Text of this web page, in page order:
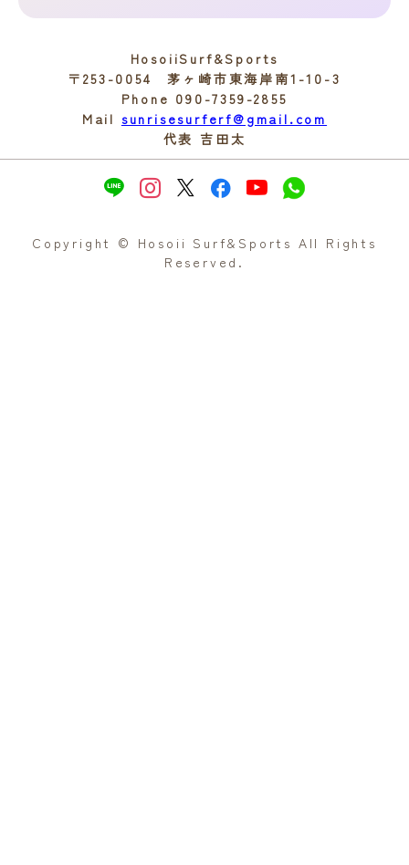
HosoiiSurf&Sports
〒253-0054 茅ヶ崎市東海岸南1-10-3
Phone 090-7359-2855
Mail sunrisesurferf@gmail.com
代表 吉田太
Copyright © Hosoii Surf&Sports All Rights
Reserved.